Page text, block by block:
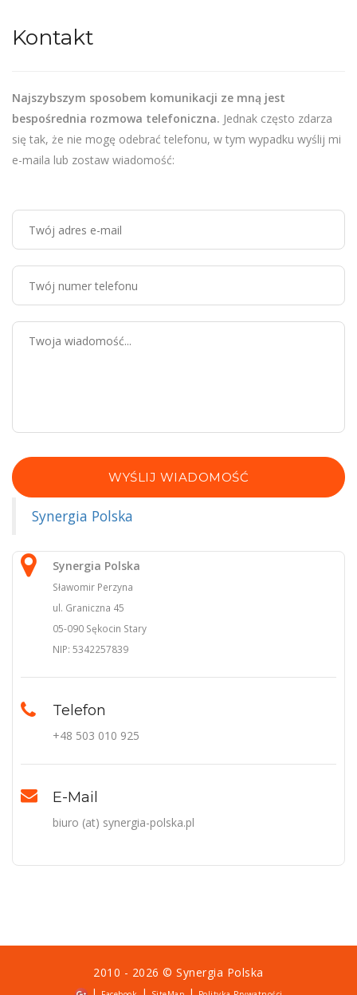
Kontakt
Najszybszym sposobem komunikacji ze mną jest
bespośrednia rozmowa telefoniczna. Jednak często zdarza
się tak, że nie mogę odebrać telefonu, w tym wypadku wyślij mi
e-maila lub zostaw wiadomość:
WYŚLIJ WIADOMOŚĆ
Synergia Polska
Synergia Polska
Sławomir Perzyna
ul. Graniczna 45
05-090 Sękocin Stary
NIP: 5342257839
Telefon
+48 503 010 925
E-Mail
biuro (at) synergia-polska.pl
2010 - 2026 ©Synergia Polska